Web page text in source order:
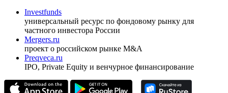
Investfunds
универсальный ресурс по фондовому рынку для
частного инвестора России
Mergers.ru
проект о российском рынке M&A
Preqveca.ru
IPO, Private Equity и венчурное финансирование